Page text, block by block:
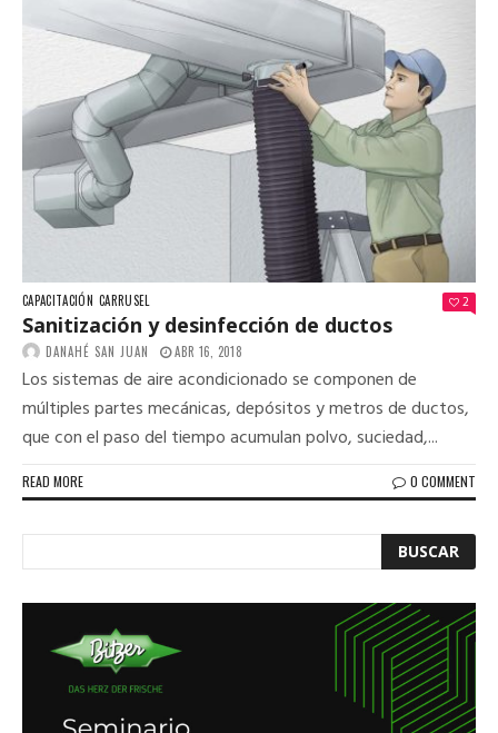
CAPACITACIÓN CARRUSEL 2
Sanitización y desinfección de ductos
DANAHÉ SAN JUAN ABR 16, 2018
Los sistemas de aire acondicionado se componen de
múltiples partes mecánicas, depósitos y metros de ductos,
que con el paso del tiempo acumulan polvo, suciedad,...
READ MORE 0 COMMENT